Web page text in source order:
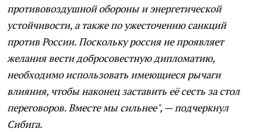
противовоздушной обороны и энергетической
устойчивости, а также по ужесточению санкций
против России. Поскольку россия не проявляет
желания вести добросовестную дипломатию,
необходимо использовать имеющиеся рычаги
влияния, чтобы наконец заставить её сесть за стол
переговоров. Вместе мы сильнее", — подчеркнул
Сибига.